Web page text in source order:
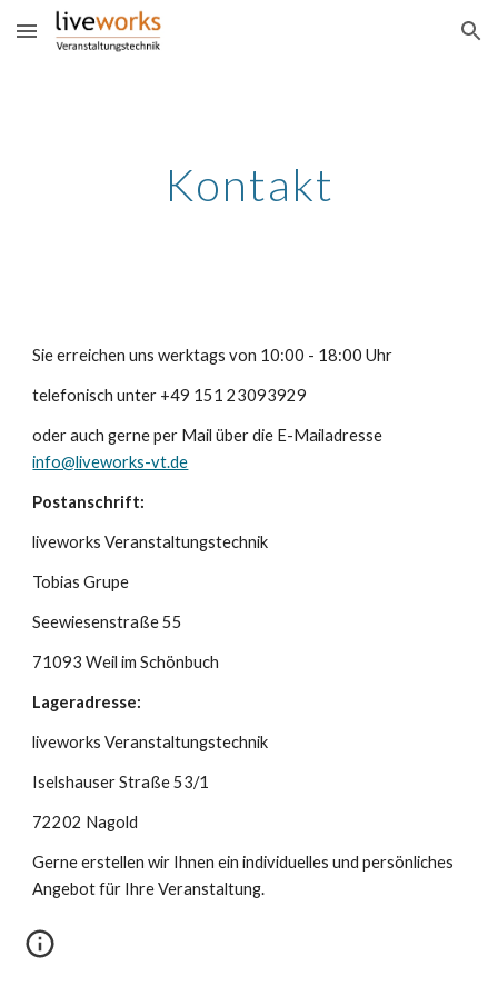
Skip to main content Skip to navigation
Kontakt
Sie erreichen uns werktags von 10:00 - 18:00 Uhr
telefonisch unter +49 151 23093929
oder auch gerne per Mail über die E-Mailadresse
info@liveworks-vt.de
Postanschrift:
liveworks Veranstaltungstechnik
Tobias Grupe
Seewiesenstraße 55
71093 Weil im Schönbuch
Lageradresse:
liveworks Veranstaltungstechnik
Iselshauser Straße 53/1
72202 Nagold
Gerne erstellen wir Ihnen ein individuelles und persönliches
Angebot für Ihre Veranstaltung.